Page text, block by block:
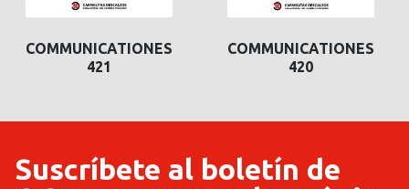
COMMUNICATIONES
421
COMMUNICATIONES
420
Suscríbete al boletín de